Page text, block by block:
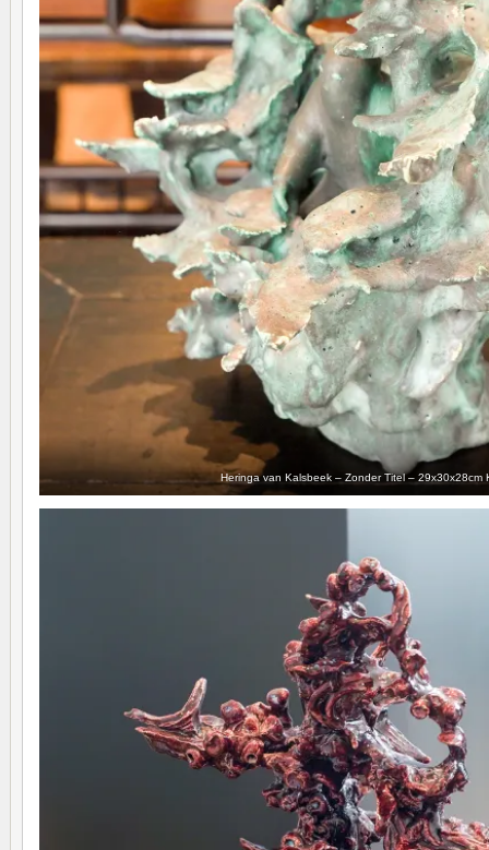
Heringa van Kalsbeek – Zonder Titel – 29x30x28cm